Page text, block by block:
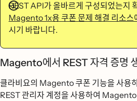
REST API가 올바르게 구성되었는지
Magento 1x용 쿠폰 문제 해결
시기 바랍니다.
Magento에서 REST 자격 증명
클라비요의 Magento 쿠폰 기능을
REST 관리자 계정을 사용하여